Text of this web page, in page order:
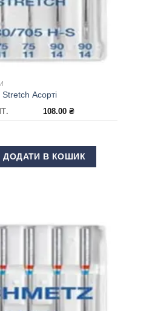
Асорті
108.00₴
Асорті кількість
ДОДАТИ В КОШИК